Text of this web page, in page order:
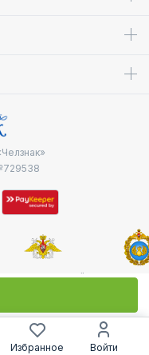
Военно-морской
Избранное Войти